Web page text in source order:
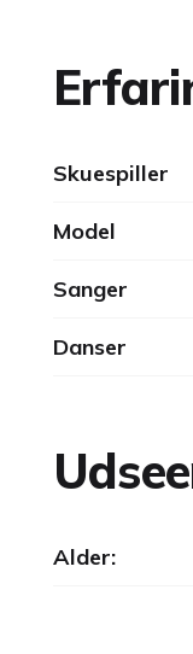
Skuespiller
Model
Sanger
Danser
Alder: